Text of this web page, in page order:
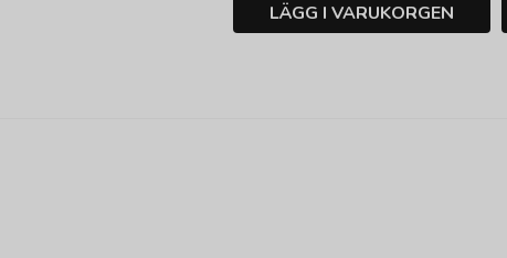
LÄGG I VARUKORGEN